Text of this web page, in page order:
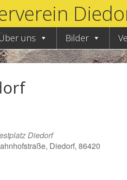
uns Bilder
Diedorf
Diedorf, 86420